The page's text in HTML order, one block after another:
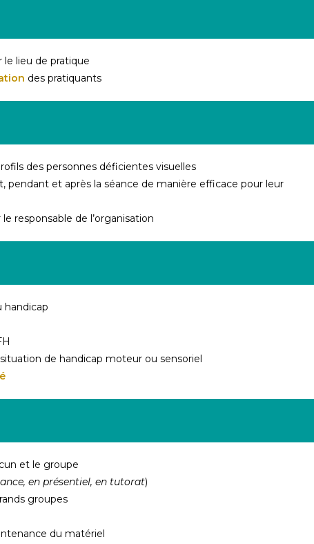
le lieu de pratique
des pratiquants
des personnes déficientes visuelles
pendant et après la séance de manière efficace pour leur
responsable de l’organisation
handicap
de handicap moteur ou sensoriel
et le groupe
en présentiel, en tutorat)
groupes
du matériel